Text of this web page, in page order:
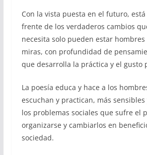
Con la vista puesta en el futuro,
frente de los verdaderos cambios
necesita solo pueden estar
miras, con profundidad de
que desarrolla la práctica y el gusto
La poesía educa y hace a los
escuchan y practican, más
los problemas sociales que sufre el
organizarse y cambiarlos en
sociedad.